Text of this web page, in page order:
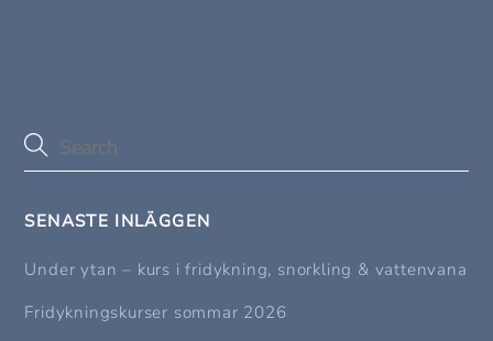
SENASTE INLÄGGEN
Under ytan – kurs i fridykning, snorkling & vattenvana
Fridykningskurser sommar 2026